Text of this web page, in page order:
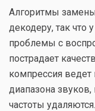
Алгоритмы
декодеру, так что
проблемы с
пострадает
компрессия
диапазона
частоты